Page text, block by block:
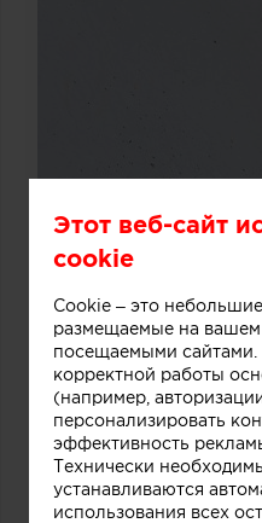
Этот веб-сайт
cookie
Cookie – это
размещаемые на вашем
посещаемыми
корректной работы
(например,
персонализировать
эффективность
Технически
устанавливаются
использования всех